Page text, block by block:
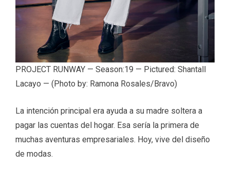
PROJECT RUNWAY — Season:19 — Pictured: Shantall
Lacayo — (Photo by: Ramona Rosales/Bravo)
La intención principal era ayuda a su madre soltera a
pagar las cuentas del hogar. Esa sería la primera de
muchas aventuras empresariales. Hoy, vive del diseño
de modas.